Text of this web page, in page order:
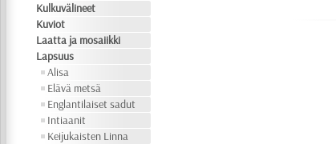
Kulkuvälineet
Kuviot
Laatta ja mosaiikki
Lapsuus
Alisa
Elävä metsä
Englantilaiset sadut
Intiaanit
Keijukaisten Linna